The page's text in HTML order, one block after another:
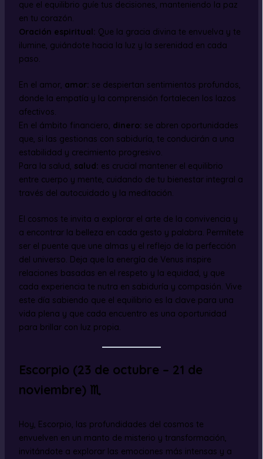
que el equilibrio guíe tus decisiones, manteniendo la paz
en tu corazón.
Oración espiritual: Que la gracia divina te envuelva y te
ilumine, guiándote hacia la luz y la serenidad en cada
paso.
En el amor, amor: se despiertan sentimientos profundos,
donde la empatía y la comprensión fortalecen los lazos
afectivos.
En el ámbito financiero, dinero: se abren oportunidades
que, si las gestionas con sabiduría, te conducirán a una
estabilidad y crecimiento progresivo.
Para la salud, salud: es crucial mantener el equilibrio
entre cuerpo y mente, cuidando de tu bienestar integral a
través del autocuidado y la meditación.
El cosmos te invita a explorar el arte de la convivencia y
a encontrar la belleza en cada gesto y palabra. Permítete
ser el puente que une almas y el reflejo de la perfección
del universo. Deja que la energía de Venus inspire
relaciones basadas en el respeto y la equidad, y que
cada experiencia te nutra en sabiduría y compasión. Vive
este día sabiendo que el equilibrio es la clave para una
vida plena y que cada encuentro es una oportunidad
para brillar con luz propia.
Escorpio (23 de octubre – 21 de
noviembre) ♏
Hoy, Escorpio, las profundidades del cosmos te
envuelven en un manto de misterio y transformación,
invitándote a explorar las emociones más intensas y a